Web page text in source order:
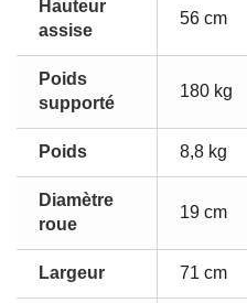
Hauteur
assise
56 cm
Poids
supporté
180 kg
Poids 8,8 kg
Diamètre
roue
19 cm
Largeur 71 cm